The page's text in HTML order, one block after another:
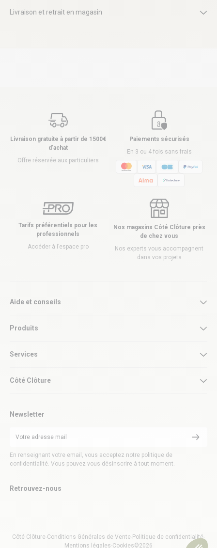
Livraison et retrait en magasin
Livraison gratuite à partir de 1500€
d’achat
Offre réservée aux particuliers
Paiements sécurisés
En 3 ou 4 fois sans frais
Tarifs préférentiels pour les
professionnels
Accéder à l’espace pro
Nos magasins Côté Clôture près
de chez vous
Nos experts vous accompagnent
dans vos projets
Aide et conseils
Produits
Services
Côté Clôture
Newsletter
En renseignant votre email, vous acceptez notre politique de
confidentialité. Vous pouvez vous désinscrire à tout moment.
Retrouvez-nous
Côté Clôture-Conditions Générales de Vente-Politique de confidentialité-
Mentions légales-Cookies©2026